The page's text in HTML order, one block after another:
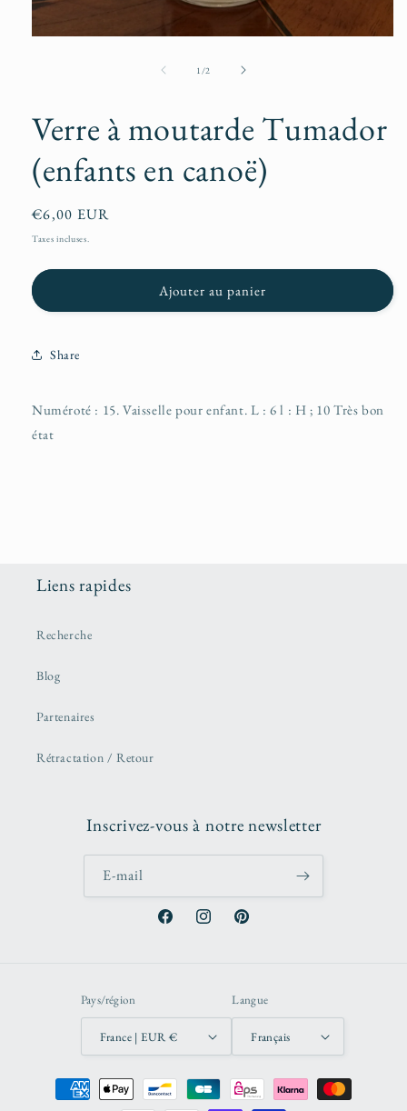
fenêtre
modale
1/de2
Verre à moutarde Tumador
(enfants en canoë)
Prix
habituel
€6,00 EUR
Taxes incluses.
Ajouter au panier
Share
Numéroté : 15. Vaisselle pour enfant. L : 6 l : H ; 10 Très bon
état
Liens rapides
Recherche
Blog
Partenaires
Rétractation / Retour
Inscrivez-vous à notre newsletter
E-mail
FacebookInstagramPinterest
Pays/région
France | EUR €
Langue
Français
Moyens